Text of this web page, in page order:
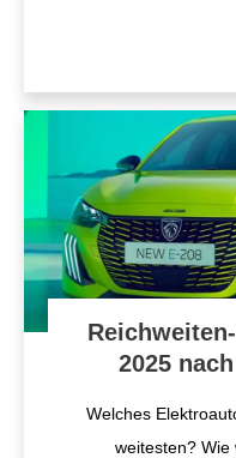
2025
​Welches
weitesten? ​Wie